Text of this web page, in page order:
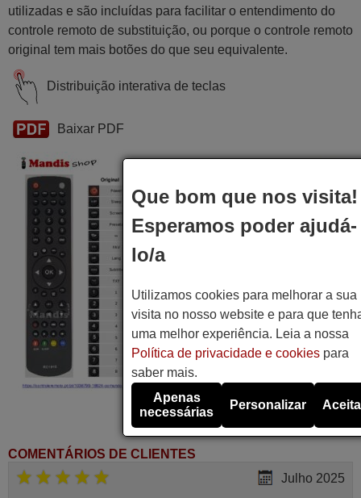
utilizadas e são incluídas para facilitar o entendimento do
controle remoto de substituição, ou porque o controle remoto
original tem mais botões do que seu equivalente.
Distribuição interativa de teclas
Baixar PDF
COMENTÁRIOS DE CLIENTES
Julho 2025
Que bom que nos visita!
Esperamos poder ajudá-
lo/a
Utilizamos cookies para melhorar a sua
visita no nosso website e para que
uma melhor experiência. Leia a nossa
Política de privacidade e cookiespara
saber mais.
Apenas
necessárias
Personalizar